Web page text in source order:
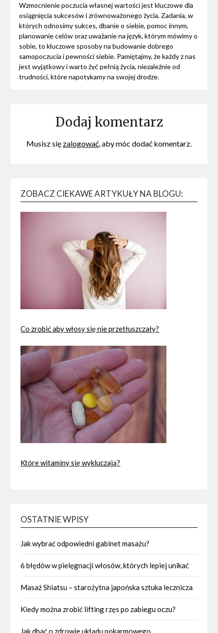
Wzmocnienie poczucia własnej wartości jest kluczowe dla
osiągnięcia sukcesów i zrównoważonego życia. Zadania, w
których odnosimy sukces, dbanie o siebie, pomoc innym,
planowanie celów oraz uważanie na język, którym mówimy o
sobie, to kluczowe sposoby na budowanie dobrego
samopoczucia i pewności siebie. Pamiętajmy, że każdy z nas
jest wyjątkowy i warto żyć pełnią życia, niezależnie od
trudności, które napotykamy na swojej drodze.
Dodaj komentarz
Musisz się zalogować , aby móc dodać komentarz.
ZOBACZ CIEKAWE ARTYKUŁY NA BLOGU:
Co zrobić aby włosy się nie przetłuszczały?
Które witaminy się wykluczają?
OSTATNIE WPISY
Jak wybrać odpowiedni gabinet masażu?
6 błędów w pielęgnacji włosów, których lepiej unikać
Masaż Shiatsu – starożytna japońska sztuka lecznicza
Kiedy można zrobić lifting rzęs po zabiegu oczu?
Jak dbać o zdrowie układu pokarmowego